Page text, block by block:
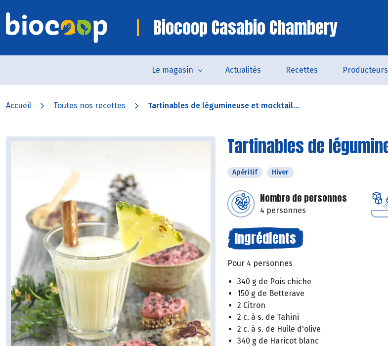
Biocoop Casabio Chambery
Le magasin Actualités Recettes Producteurs
Accueil Toutes nos recettes Tartinables de légumineuse et mocktail...
Tartinables de
Apéritif Hiver
Nombre de personnes
4 personnes
Ingrédients
Pour 4 personnes
340 g de Pois chiche
150 g de Betterave
2 Citron
2 c. à s. de Tahini
2 c. à s. de Huile d'olive
340 g de Haricot blanc